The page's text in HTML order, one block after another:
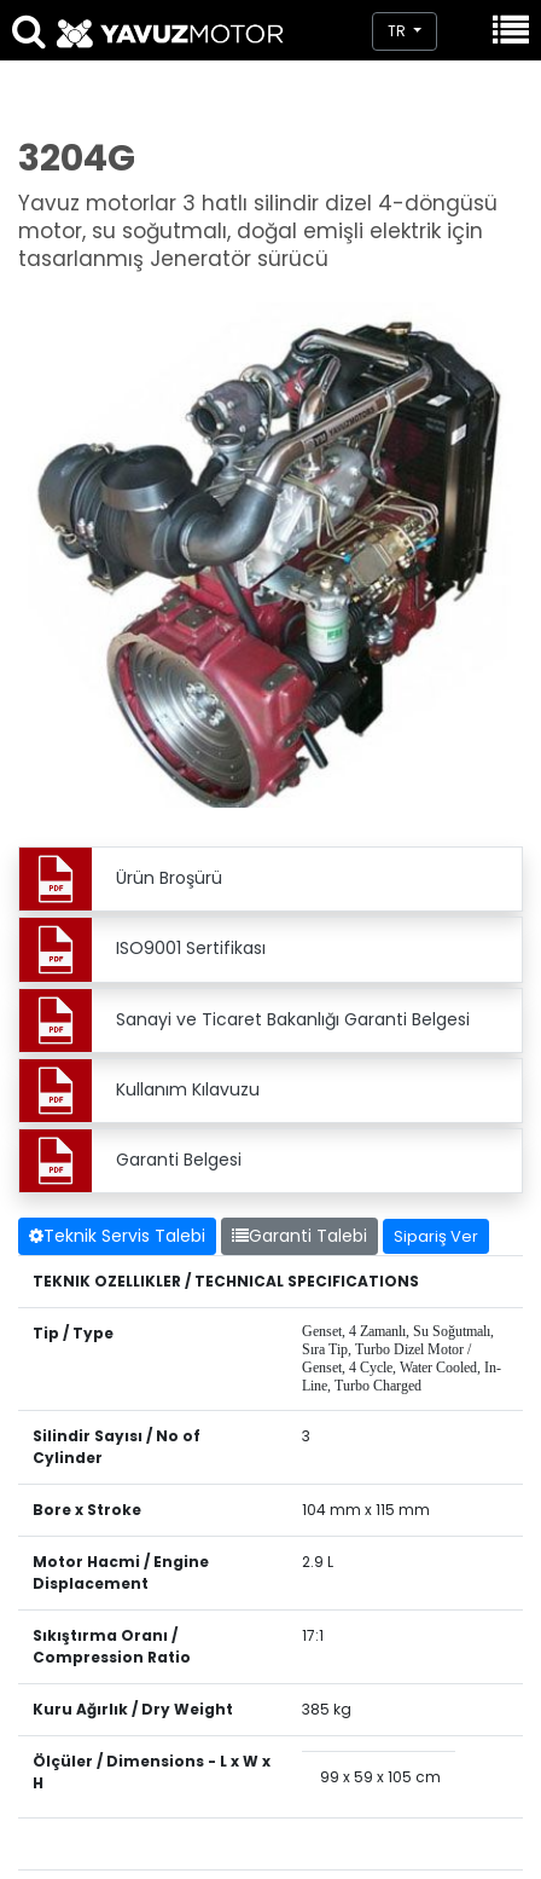
TR
3204G
Yavuz motorlar 3 hatlı silindir dizel 4-döngüsü
motor, su soğutmalı, doğal emişli elektrik için
tasarlanmış Jeneratör sürücü
Ürün Broşürü
ISO9001 Sertifikası
Sanayi ve Ticaret Bakanlığı Garanti Belgesi
Kullanım Kılavuzu
Garanti Belgesi
Teknik Servis Talebi Garanti Talebi Sipariş Ver
TEKNIK OZELLIKLER / TECHNICAL SPECIFICATIONS
Tip / Type
Genset, 4 Zamanlı, Su Soğutmalı,
Sıra Tip, Turbo Dizel Motor /
Genset, 4 Cycle, Water Cooled, In-
Line, Turbo Charged
Silindir Sayısı / No of
Cylinder
3
Bore x Stroke 104 mm x 115 mm
Motor Hacmi / Engine
Displacement
2.9 L
Sıkıştırma Oranı /
Compression Ratio
17:1
Kuru Ağırlık / Dry Weight 385 kg
Ölçüler / Dimensions - L x W x
H
99 x 59 x 105 cm